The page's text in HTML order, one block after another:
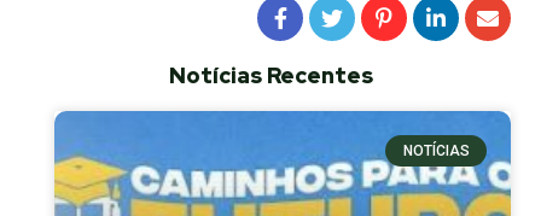
Notícias Recentes
NOTÍCIAS